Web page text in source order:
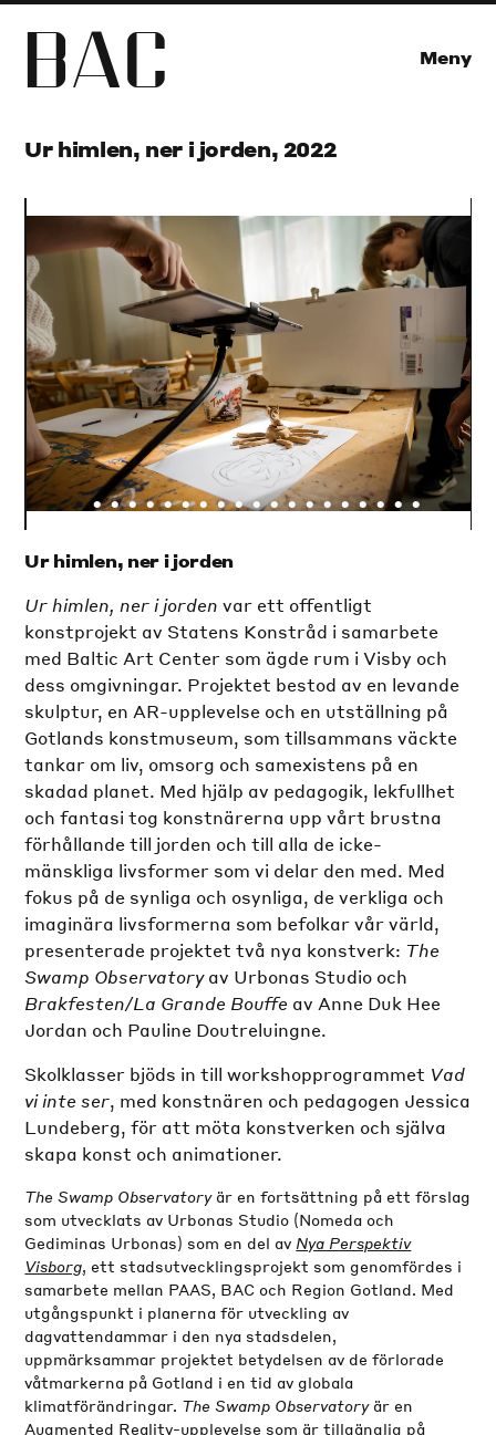
BAC Meny
Ur himlen, ner i jorden, 2022
• • • • • • • • • • • • • • • • • • • •
Ur himlen, ner i jorden
Ur himlen, ner i jorden var ett offentligt
konstprojekt av Statens Konstråd i samarbete
med Baltic Art Center som ägde rum i Visby och
dess omgivningar. Projektet bestod av en levande
skulptur, en AR-upplevelse och en utställning på
Gotlands konstmuseum, som tillsammans väckte
tankar om liv, omsorg och samexistens på en
skadad planet. Med hjälp av pedagogik, lekfullhet
och fantasi tog konstnärerna upp vårt brustna
förhållande till jorden och till alla de icke-
mänskliga livsformer som vi delar den med. Med
fokus på de synliga och osynliga, de verkliga och
imaginära livsformerna som befolkar vår värld,
presenterade projektet två nya konstverk: The
Swamp Observatoryav Urbonas Studio och
Brakfesten/La Grande Bouffe av Anne Duk Hee
Jordan och Pauline Doutreluingne.
Skolklasser bjöds in till workshopprogrammet Vad
vi inte ser, med konstnären och pedagogen Jessica
Lundeberg, för att möta konstverken och själva
skapa konst och animationer.
The Swamp Observatoryär en fortsättning på ett förslag
som utvecklats av Urbonas Studio (Nomeda och
Gediminas Urbonas) som en del av Nya Perspektiv
Visborg, ett stadsutvecklingsprojekt som genomfördes i
samarbete mellan PAAS, BAC och Region Gotland. Med
utgångspunkt i planerna för utveckling av
dagvattendammar i den nya stadsdelen,
uppmärksammar projektet betydelsen av de förlorade
våtmarkerna på Gotland i en tid av globala
klimatförändringar. The Swamp Observatoryär en
Augmented Reality-upplevelse som är tillgänglig på